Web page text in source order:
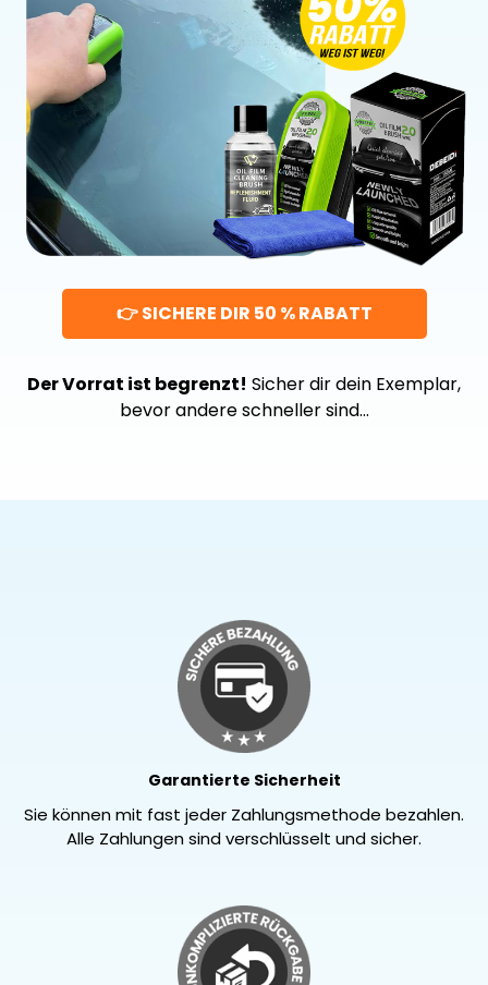
👉 SICHERE DIR 50 % RABATT
Der Vorrat ist begrenzt! Sicher dir dein Exemplar,
bevor andere schneller sind…
Garantierte Sicherheit
Sie können mit fast jeder Zahlungsmethode bezahlen.
Alle Zahlungen sind verschlüsselt und sicher.